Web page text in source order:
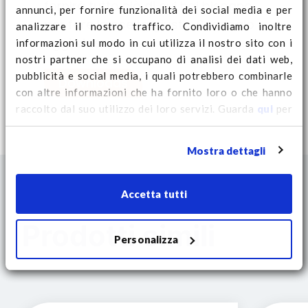
annunci, per fornire funzionalità dei social media e per
analizzare il nostro traffico. Condividiamo inoltre
informazioni sul modo in cui utilizza il nostro sito con i
nostri partner che si occupano di analisi dei dati web,
pubblicità e social media, i quali potrebbero combinarle
con altre informazioni che ha fornito loro o che hanno
raccolto dal suo utilizzo dei loro servizi. Guarda qui per
ulteriori informazioni sui cookie e per modificare il tuo
Mostra dettagli
Accetta tutti
Personalizza
de tilrichtlijnen.
DeQP1111HB3RR-CDis ontworpen
voor maximale stabiliteit, zowel in
transport als opslag.
Belangrijkste eigenschappen:
extreem sterk: weegt 21.5 kg en
ondersteunt tot 7500 kg statisch
stevig en vlak oppervlak voor
extra stabiliteit
ontworpen voor zware ladingen
fornirà tutto ciò di cui hai bisogno
per fare la scelta giusta. Scaricalo
oggi stesso!
Downloads
Prodotti simili